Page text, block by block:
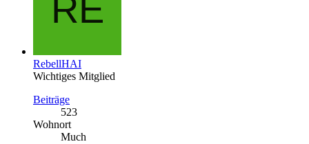
RebellHAI
Wichtiges Mitglied
Beiträge
523
Wohnort
Much